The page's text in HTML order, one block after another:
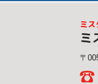
ミ
ミ
〒